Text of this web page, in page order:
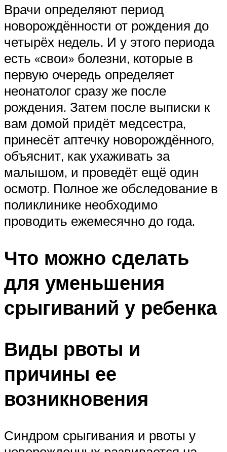
Врачи определяют период
новорождённости от рождения до
четырёх недель. И у этого периода
есть «свои» болезни, которые в
первую очередь определяет
неонатолог сразу же после
рождения. Затем после выписки к
вам домой придёт медсестра,
принесёт аптечку новорождённого,
объяснит, как ухаживать за
малышом, и проведёт ещё один
осмотр. Полное же обследование в
поликлинике необходимо
проводить ежемесячно до года.
Что можно сделать
для уменьшения
срыгиваний у ребенка
Виды рвоты и
причины ее
возникновения
Синдром срыгивания и рвоты у